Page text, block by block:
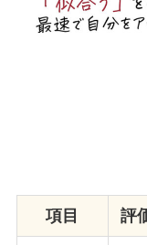
項目 評